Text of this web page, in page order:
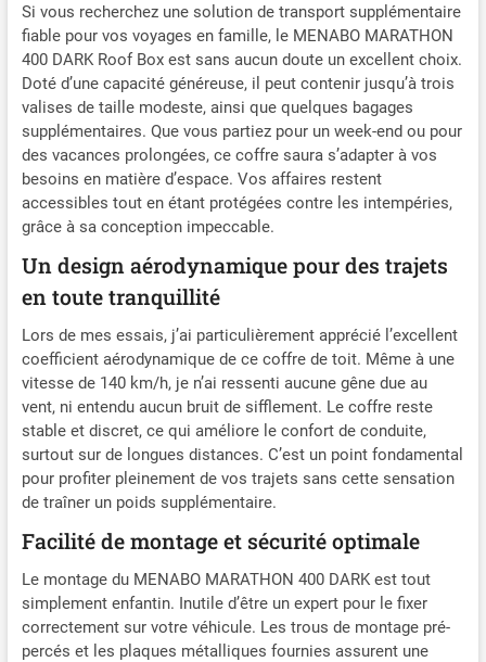
Si vous recherchez une solution de transport supplémentaire
fiable pour vos voyages en famille, le MENABO MARATHON
400 DARK Roof Box est sans aucun doute un excellent choix.
Doté d’une capacité généreuse, il peut contenir jusqu’à trois
valises de taille modeste, ainsi que quelques bagages
supplémentaires. Que vous partiez pour un week-end ou pour
des vacances prolongées, ce coffre saura s’adapter à vos
besoins en matière d’espace. Vos affaires restent
accessibles tout en étant protégées contre les intempéries,
grâce à sa conception impeccable.
Un design aérodynamique pour des trajets
en toute tranquillité
Lors de mes essais, j’ai particulièrement apprécié l’excellent
coefficient aérodynamique de ce coffre de toit. Même à une
vitesse de 140 km/h, je n’ai ressenti aucune gêne due au
vent, ni entendu aucun bruit de sifflement. Le coffre reste
stable et discret, ce qui améliore le confort de conduite,
surtout sur de longues distances. C’est un point fondamental
pour profiter pleinement de vos trajets sans cette sensation
de traîner un poids supplémentaire.
Facilité de montage et sécurité optimale
Le montage du MENABO MARATHON 400 DARK est tout
simplement enfantin. Inutile d’être un expert pour le fixer
correctement sur votre véhicule. Les trous de montage pré-
percés et les plaques métalliques fournies assurent une